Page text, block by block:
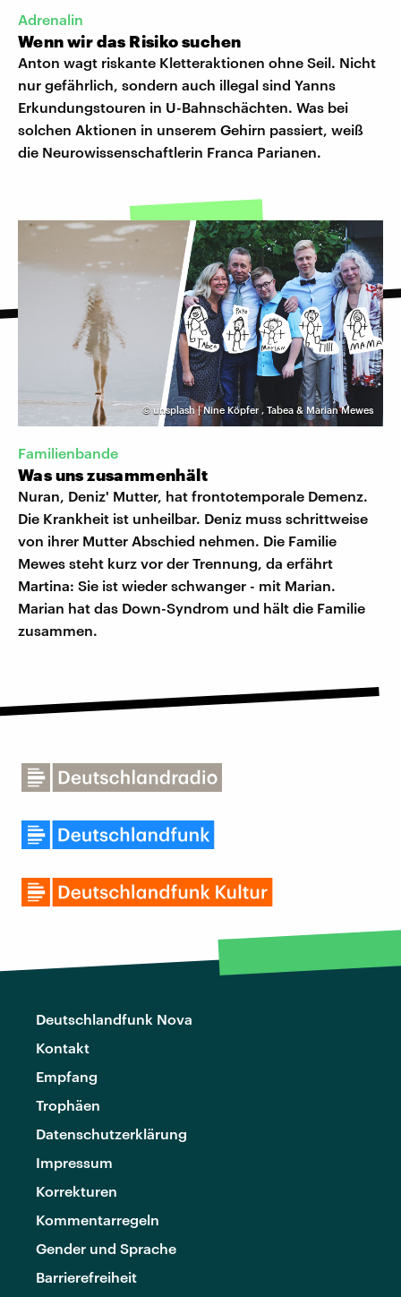
Adrenalin
Wenn wir das Risiko suchen
Anton wagt riskante Kletteraktionen ohne Seil. Nicht
nur gefährlich, sondern auch illegal sind Yanns
Erkundungstouren in U-Bahnschächten. Was bei
solchen Aktionen in unserem Gehirn passiert, weiß
die Neurowissenschaftlerin Franca Parianen.
© unsplash | Nine Köpfer, Tabea & Marian Mewes
Familienbande
Was uns zusammenhält
Nuran, Deniz' Mutter, hat frontotemporale Demenz.
Die Krankheit ist unheilbar. Deniz muss schrittweise
von ihrer Mutter Abschied nehmen. Die Familie
Mewes steht kurz vor der Trennung, da erfährt
Martina: Sie ist wieder schwanger - mit Marian.
Marian hat das Down-Syndrom und hält die Familie
zusammen.
Deutschlandfunk Nova
Kontakt
Empfang
Trophäen
Datenschutzerklärung
Impressum
Korrekturen
Kommentarregeln
Gender und Sprache
Barrierefreiheit